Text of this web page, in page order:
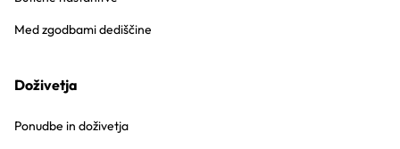
Med zgodbami dediščine
Doživetja
Ponudbe in doživetja